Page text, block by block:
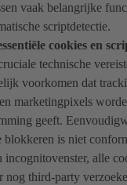
vaak belangrijke
scriptdetectie.
cookies en
technische
voorkomen dat
marketingpixels
geeft.
blokkeren is niet
incognitovenster, alle
nog third-party